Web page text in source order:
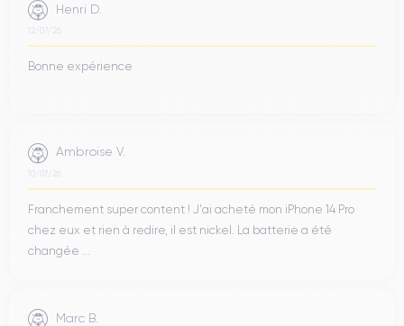
Henri D.
12/07/26
Bonne expérience
Ambroise V.
10/07/26
Franchement super content ! J'ai acheté mon iPhone 14 Pro
chez eux et rien à redire, il est nickel. La batterie a été
changée ...
Marc B.